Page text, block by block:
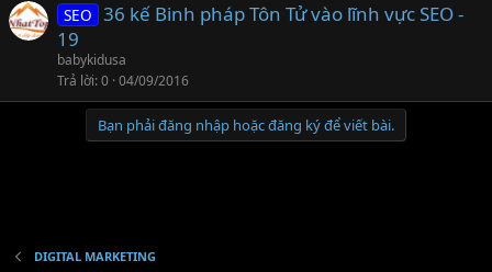
SEO 36 kế Binh pháp Tôn Tử vào lĩnh vực SEO -
19
babykidusa
Trả lời 0 04/09/2016
Bạn phải đăng nhập hoặc đăng ký để viết bài.
DIGITAL MARKETING